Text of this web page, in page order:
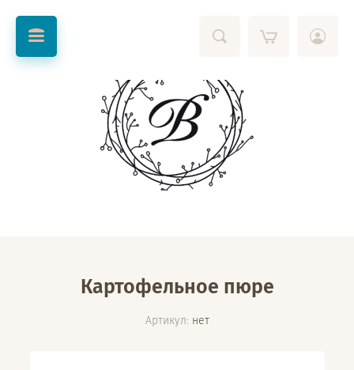
Картофельное пюре
Артикул: нет